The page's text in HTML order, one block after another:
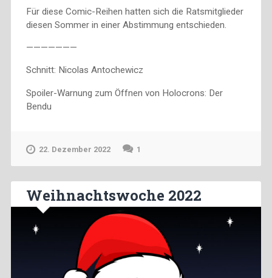
Für diese Comic-Reihen hatten sich die Ratsmitglieder
diesen Sommer in einer Abstimmung entschieden.
———————
Schnitt: Nicolas Antochewicz
Spoiler-Warnung zum Öffnen von Holocrons: Der
Bendu
22. Dezember 2022 1
Weihnachtswoche 2022